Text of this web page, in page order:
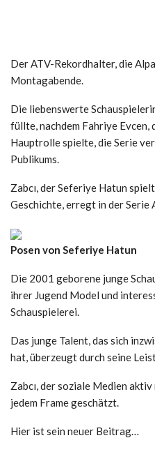
Der ATV-Rekordhalter, die
Montagabende.
Die liebenswerte
füllte, nachdem Fahriye Evcen,
Hauptrolle spielte, die Serie
Publikums.
Zabcı, der Seferiye Hatun
Geschichte, erregt in der Serie
Posen von Seferiye Hatun
Die 2001 geborene junge
ihrer Jugend Model und
Schauspielerei.
Das junge Talent, das sich
hat, überzeugt durch seine
Zabcı, der soziale Medien
jedem Frame geschätzt.
Hier ist sein neuer Beitrag…